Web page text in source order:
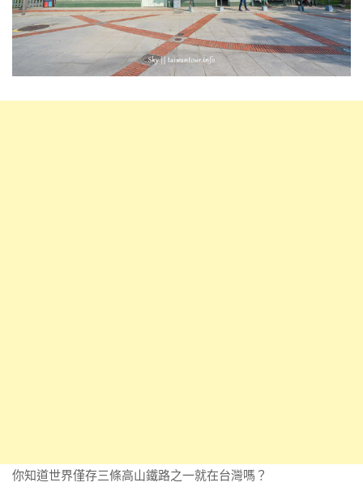
你知道世界僅存三條高山鐵路之一就在台灣嗎？